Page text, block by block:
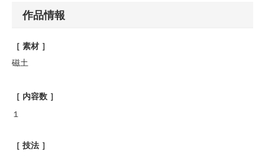
作品情報
［ 素材 ］
磁土
［ 内容数 ］
１
［ 技法 ］